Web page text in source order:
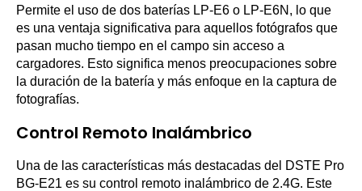
Permite el uso de dos baterías LP-E6 o LP-E6N, lo que
es una ventaja significativa para aquellos fotógrafos que
pasan mucho tiempo en el campo sin acceso a
cargadores. Esto significa menos preocupaciones sobre
la duración de la batería y más enfoque en la captura de
fotografías.
Control Remoto Inalámbrico
Una de las características más destacadas del DSTE Pro
BG-E21 es su control remoto inalámbrico de 2.4G. Este